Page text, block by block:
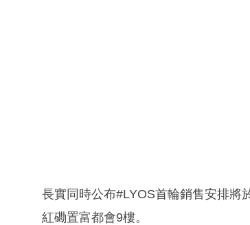
長實同時公布#LYOS首輪銷售安排將
紅磡置富都會9樓。